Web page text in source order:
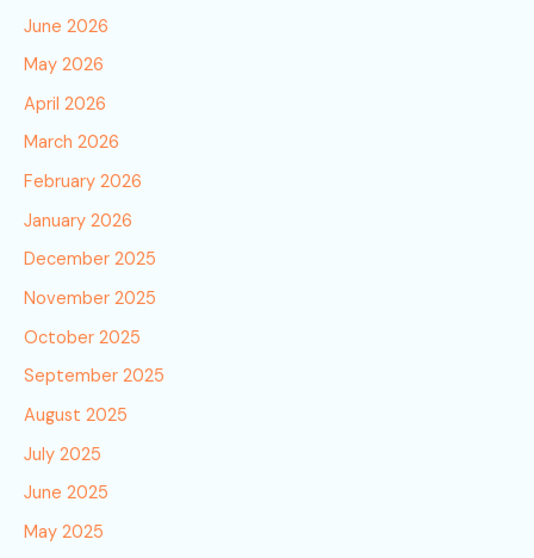
June 2026
May 2026
April 2026
March 2026
February 2026
January 2026
December 2025
November 2025
October 2025
September 2025
August 2025
July 2025
June 2025
May 2025